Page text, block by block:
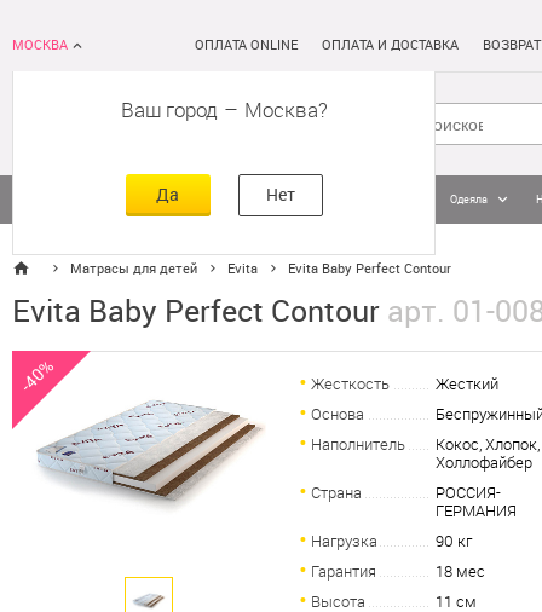
МОСКВА
Ваш город – Москва
Да Нет
ОПЛАТА ONLINE ОПЛАТА И ДОСТАВКА
Кровати Постельное белье Одеяла
Матрасы для детей Evita Evita Baby Perfect Contour
Evita Baby Perfect Contour арт. 01-
-40% Жесткость
Жесткий
Основа
Наполнитель
Кокос, Хлопок,
Холлофайбер
Страна
РОССИЯ-
ГЕРМАНИЯ
Нагрузка
90 кг
Гарантия
18 мес
Высота
11 см